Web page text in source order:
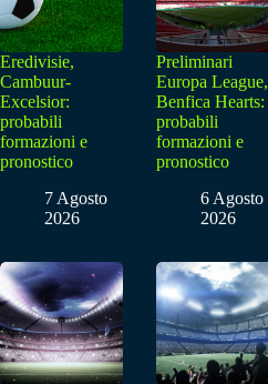
Eredivisie,
Cambuur-
Excelsior:
probabili
formazioni e
pronostico
7 Agosto
2026
Preliminari
Europa League,
Benfica Hearts:
probabili
formazioni e
pronostico
6 Agosto
2026